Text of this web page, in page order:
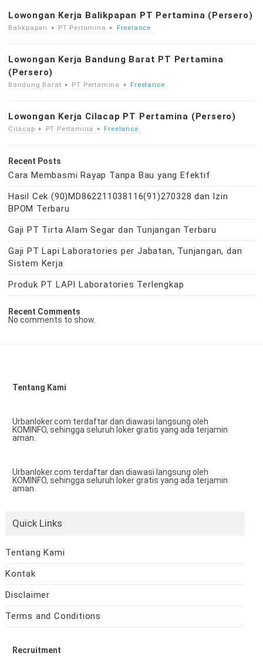
Lowongan Kerja Balikpapan PT Pertamina (Persero)
Balikpapan PT Pertamina Freelance
Lowongan Kerja Bandung Barat PT Pertamina
(Persero)
Bandung Barat PT Pertamina Freelance
Lowongan Kerja Cilacap PT Pertamina (Persero)
Cilacap PT Pertamina Freelance
Recent Posts
Cara Membasmi Rayap Tanpa Bau yang Efektif
Hasil Cek (90)MD862211038116(91)270328 dan Izin
BPOM Terbaru
Gaji PT Tirta Alam Segar dan Tunjangan Terbaru
Gaji PT Lapi Laboratories per Jabatan, Tunjangan, dan
Sistem Kerja
Produk PT LAPI Laboratories Terlengkap
Recent Comments
No comments to show.
Tentang Kami
Urbanloker.com terdaftar dan diawasi langsung oleh
KOMINFO, sehingga seluruh loker gratis yang ada terjamin
aman.
Urbanloker.com terdaftar dan diawasi langsung oleh
KOMINFO, sehingga seluruh loker gratis yang ada terjamin
aman.
Quick Links
Tentang Kami
Kontak
Disclaimer
Terms and Conditions
Recruitment